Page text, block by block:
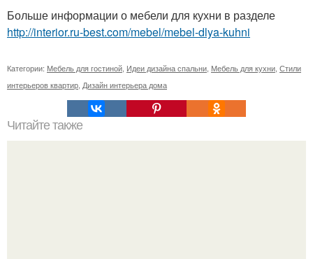
Больше информации о мебели для кухни в разделе
http://interior.ru-best.com/mebel/mebel-dlya-kuhni
Категории: Мебель для гостиной Идеи дизайна спальни Мебель для кухни Стили
интерьеров квартир Дизайн интерьера дома
Читайте также